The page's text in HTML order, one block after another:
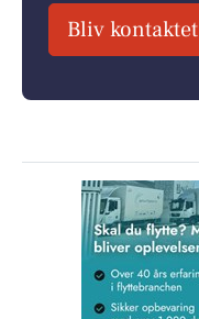
Bliv kontaktet